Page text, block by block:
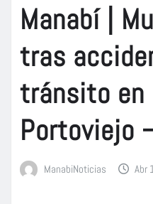
Manabí |
tras
tránsito en
Portoviejo
ManabiNoticias Abr